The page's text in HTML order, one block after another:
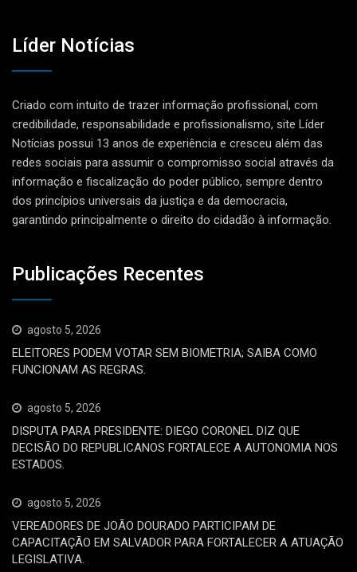
Líder Notícias
Criado com intuito de trazer informação profissional, com
credibilidade, responsabilidade e profissionalismo, site Líder
Notícias possui 13 anos de experiência e cresceu além das
redes sociais para assumir o compromisso social através da
informação e fiscalização do poder público, sempre dentro
dos princípios universais da justiça e da democracia,
garantindo principalmente o direito do cidadão à informação.
Publicações Recentes
agosto 5, 2026
ELEITORES PODEM VOTAR SEM BIOMETRIA; SAIBA COMO
FUNCIONAM AS REGRAS.
agosto 5, 2026
DISPUTA PARA PRESIDENTE: DIEGO CORONEL DIZ QUE
DECISÃO DO REPUBLICANOS FORTALECE A AUTONOMIA NOS
ESTADOS.
agosto 5, 2026
VEREADORES DE JOÃO DOURADO PARTICIPAM DE
CAPACITAÇÃO EM SALVADOR PARA FORTALECER A ATUAÇÃO
LEGISLATIVA.